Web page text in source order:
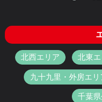
北西エリア 北東
九十九里・外房エリ
千葉